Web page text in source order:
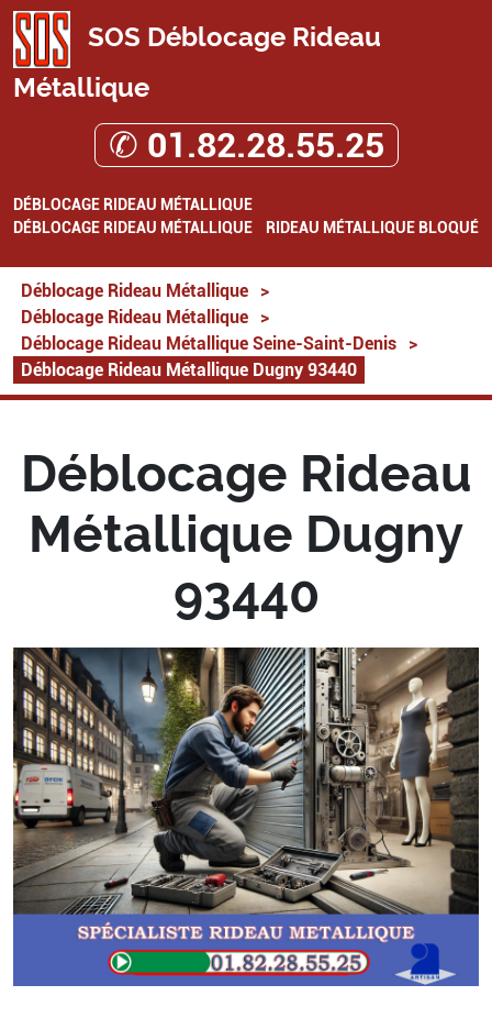
SOS Déblocage Rideau
Métallique
✆ 01.82.28.55.25
DÉBLOCAGE RIDEAU MÉTALLIQUE
DÉBLOCAGE RIDEAU MÉTALLIQUE
RIDEAU MÉTALLIQUE BLOQUÉ
Déblocage Rideau Métallique
>
Déblocage Rideau Métallique
>
Déblocage Rideau Métallique Seine-Saint-Denis
>
Déblocage Rideau Métallique Dugny 93440
Déblocage Rideau
Métallique Dugny
93440